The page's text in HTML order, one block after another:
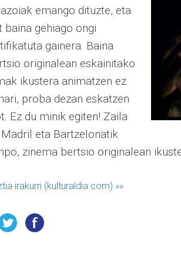
emango dituzte, eta
baina gehiago ongi
gainera. Baina
originalean eskainitako
ikustera animatzen ez
proba dezan eskatzen
Ez du minik egiten! Zaila
eta Bartzelonatik
zinema bertsio originalean
irakurri (kulturaldia.com) »»